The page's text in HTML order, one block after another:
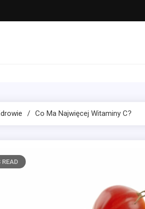
Co Ma Najwięcej Witaminy C?